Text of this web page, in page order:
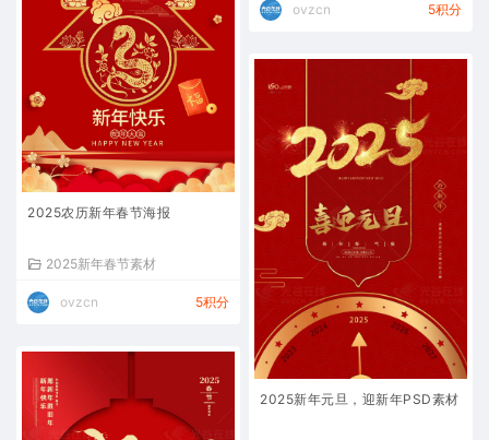
ovzcn 5积分
2025农历新年春节海报
2025新年春节素材
ovzcn 5积分
2025新年元旦，迎新年PSD素材